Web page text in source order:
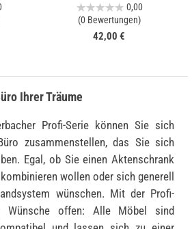
0,00
(0 Bewertungen)
42,00 €
Ihrer Träume
Profi-Serie können Sie sich
zusammenstellen, das Sie sich
Egal, ob Sie einen Aktenschrank
wollen oder sich generell
wünschen. Mit der Profi-
Wünsche offen: Alle Möbel sind